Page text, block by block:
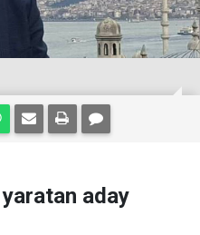
yaratan aday